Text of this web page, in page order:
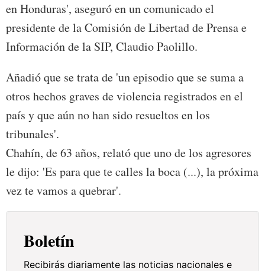
en Honduras', aseguró en un comunicado el
presidente de la Comisión de Libertad de Prensa e
Información de la SIP, Claudio Paolillo.
Añadió que se trata de 'un episodio que se suma a
otros hechos graves de violencia registrados en el
país y que aún no han sido resueltos en los
tribunales'.
Chahín, de 63 años, relató que uno de los agresores
le dijo: 'Es para que te calles la boca (...), la próxima
vez te vamos a quebrar'.
Boletín
Recibirás diariamente las noticias nacionales e